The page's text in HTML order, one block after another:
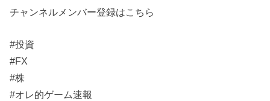
チャンネルメンバー登録はこちら
#投資
#FX
#株
#オレ的ゲーム速報